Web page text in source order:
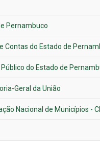
Pernambuco
Contas do Estado de
do Estado de
Geral da União
Nacional de Municípios -